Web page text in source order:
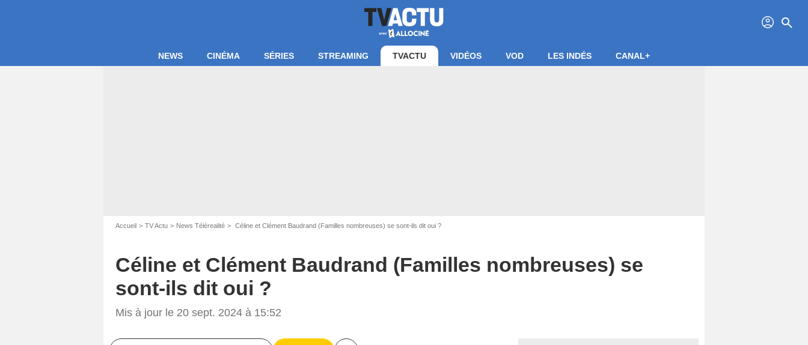
profil search
NEWS CINÉMA SÉRIES STREAMING TVACTU VIDÉOS VOD LES INDÉS CANAL+
Accueil TV Actu News Télérealité Céline et Clément Baudrand (Familles nombreuses) se sont-ils dit oui ?
Céline et Clément Baudrand (Familles nombreuses) se
sont-ils dit oui ?
Mis à jour le 20 sept. 2024 à 15:52
Capture d'écran Familles nombreuses, la vie en XXL / TF1